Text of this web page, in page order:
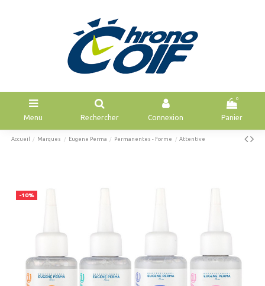
Menu Rechercher Connexion
0
Panier
Accueil Marques Eugene Perma Permanentes - Forme Attentive
-10%